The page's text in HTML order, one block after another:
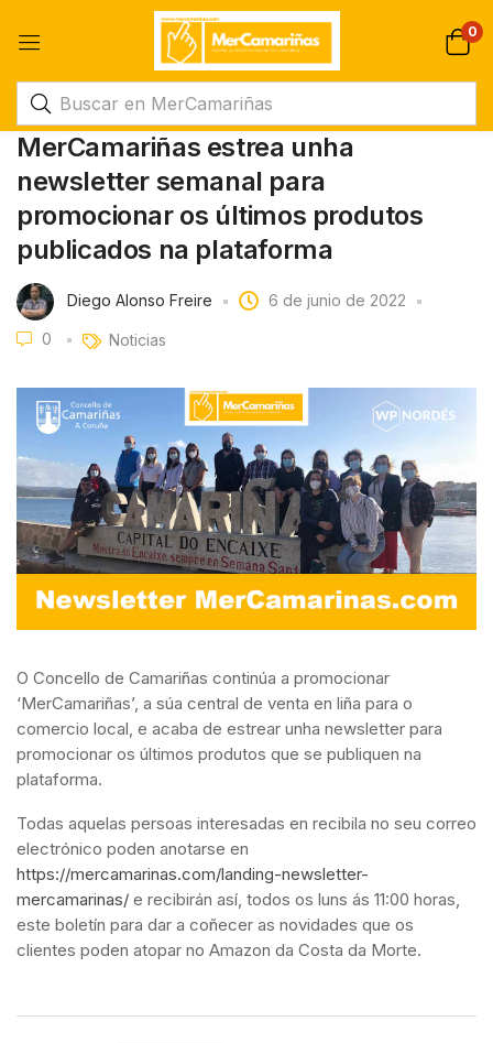
0
MerCamariñas estrea unha
newsletter semanal para
promocionar os últimos produtos
publicados na plataforma
Diego Alonso Freire 6 de junio de 2022
0 Noticias
O Concello de Camariñas continúa a promocionar
‘MerCamariñas’, a súa central de venta en liña para o
comercio local, e acaba de estrear unha newsletter para
promocionar os últimos produtos que se publiquen na
plataforma.
Todas aquelas persoas interesadas en recibila no seu correo
electrónico poden anotarse en
https://mercamarinas.com/landing-newsletter-
mercamarinas/ e recibirán así, todos os luns ás 11:00 horas,
este boletín para dar a coñecer as novidades que os
clientes poden atopar no Amazon da Costa da Morte.